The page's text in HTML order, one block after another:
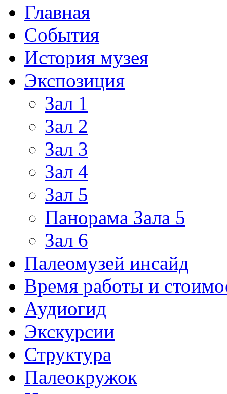
Главная
События
История музея
Экспозиция
Зал 1
Зал 2
Зал 3
Зал 4
Зал 5
Панорама Зала 5
Зал 6
Палеомузей инсайд
Время работы и
Аудиогид
Экскурсии
Структура
Палеокружок